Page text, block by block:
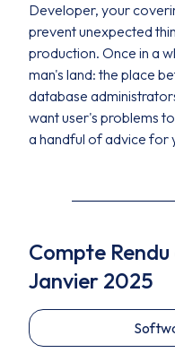
Developer, your
prevent unexpected
production. Once in a
man's land: the place
database
want user's problems
a handful of advice for
Compte
Janvier 2025